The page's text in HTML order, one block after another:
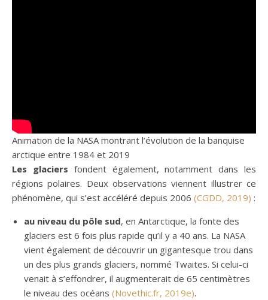
Animation de la NASA montrant l’évolution de la banquise
arctique entre 1984 et 2019
Les glaciers fondent également, notamment dans les
régions polaires. Deux observations viennent illustrer ce
phénomène, qui s’est accéléré depuis 2006 (CGDD, 2019) :
au niveau du pôle sud, en Antarctique, la fonte des
glaciers est 6 fois plus rapide qu’il y a 40 ans. La NASA
vient également de découvrir un gigantesque trou dans
un des plus grands glaciers, nommé Twaites. Si celui-ci
venait à s’effondrer, il augmenterait de 65 centimètres
le niveau des océans (Novethic.fr, 2019e).